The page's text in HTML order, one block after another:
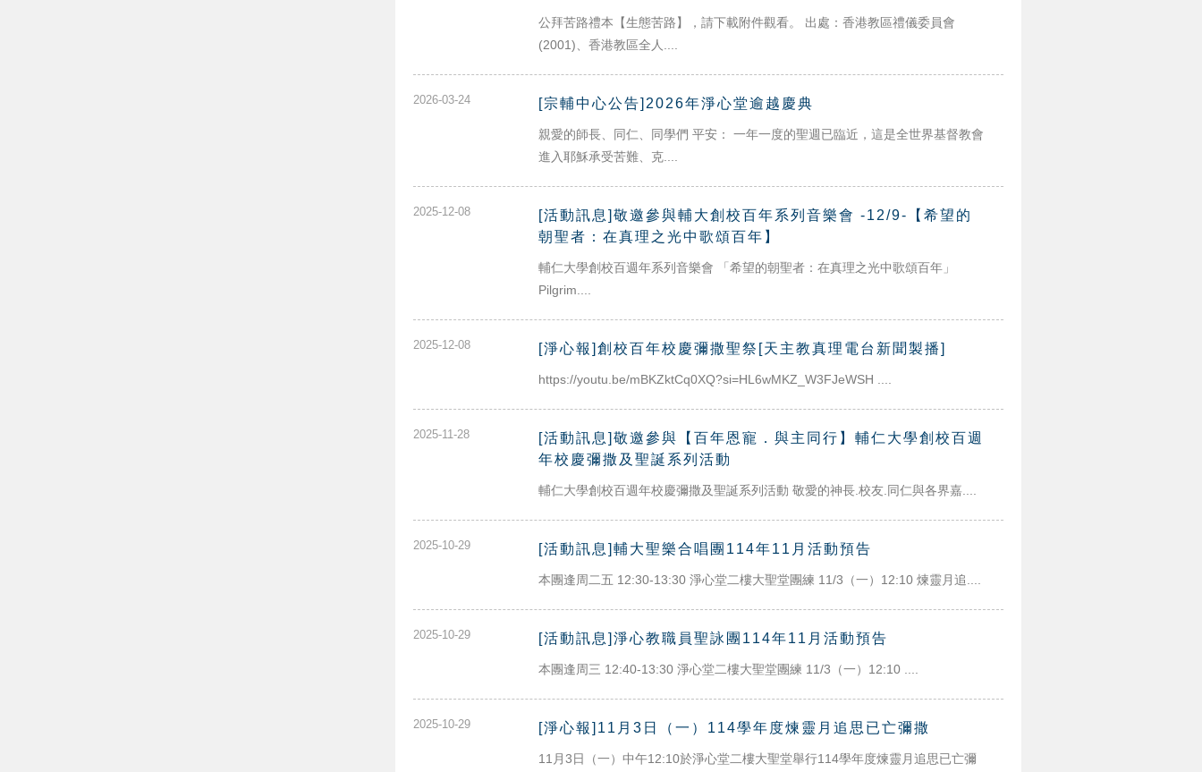
公拜苦路禮本【生態苦路】，請下載附件觀看。 出處：香港教區禮儀委員會
(2001)、香港教區全人....
2026-03-24 [宗輔中心公告]2026年淨心堂逾越慶典
親愛的師長、同仁、同學們 平安： 一年一度的聖週已臨近，這是全世界基督教會
進入耶穌承受苦難、克....
2025-12-08
[活動訊息]敬邀參與輔大創校百年系列音樂會 -12/9-【希望的
朝聖者：在真理之光中歌頌百年】
輔仁大學創校百週年系列音樂會 「希望的朝聖者：在真理之光中歌頌百年」
Pilgrim....
2025-12-08 [淨心報]創校百年校慶彌撒聖祭[天主教真理電台新聞製播]
https://youtu.be/mBKZktCq0XQ?si=HL6wMKZ_W3FJeWSH ....
2025-11-28
[活動訊息]敬邀參與【百年恩寵．與主同行】輔仁大學創校百週
年校慶彌撒及聖誕系列活動
輔仁大學創校百週年校慶彌撒及聖誕系列活動 敬愛的神長.校友.同仁與各界嘉....
2025-10-29 [活動訊息]輔大聖樂合唱團114年11月活動預告
本團逢周二五 12:30-13:30 淨心堂二樓大聖堂團練 11/3（一）12:10 煉靈月追....
2025-10-29 [活動訊息]淨心教職員聖詠團114年11月活動預告
本團逢周三 12:40-13:30 淨心堂二樓大聖堂團練 11/3（一）12:10 ....
2025-10-29 [淨心報]11月3日（一）114學年度煉靈月追思已亡彌撒
11月3日（一）中午12:10於淨心堂二樓大聖堂舉行114學年度煉靈月追思已亡彌